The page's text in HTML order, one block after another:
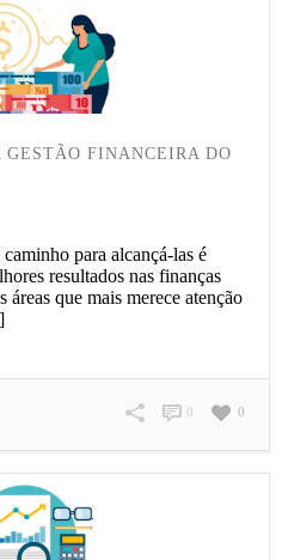
GESTÃO FINANCEIRA DO
para alcançá-las é
resultados nas finanças
áreas que mais merece atenção
0
0